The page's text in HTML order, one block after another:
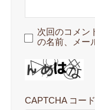
次回のコメン
の名前、メー
CAPTCHA コード